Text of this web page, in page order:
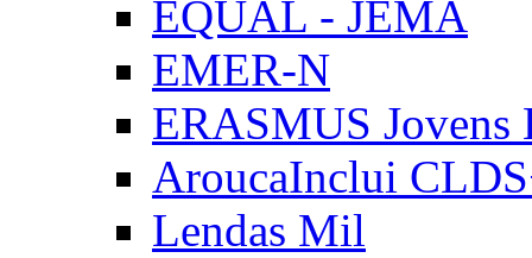
EQUAL - JEMA
EMER-N
ERASMUS Jovens
AroucaInclui
Lendas Mil